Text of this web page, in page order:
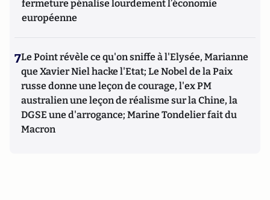
fermeture pénalise lourdement l’économie
européenne
7Le Point révèle ce qu'on sniffe à l'Elysée, Marianne
que Xavier Niel hacke l'Etat; Le Nobel de la Paix
russe donne une leçon de courage, l'ex PM
australien une leçon de réalisme sur la Chine, la
DGSE une d'arrogance; Marine Tondelier fait du
Macron